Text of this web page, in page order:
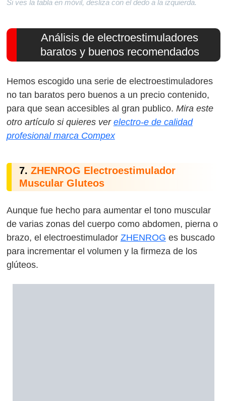
Si ves la tabla en móvil, desliza con el dedo a la izquierda.
Análisis de electroestimuladores
baratos y buenos recomendados
Hemos escogido una serie de electroestimuladores
no tan baratos pero buenos a un precio contenido,
para que sean accesibles al gran publico. Mira este
otro artículo si quieres ver electro-e de calidad
profesional marca Compex
7. ZHENROG Electroestimulador
Muscular Gluteos
Aunque fue hecho para aumentar el tono muscular
de varias zonas del cuerpo como abdomen, pierna o
brazo, el electroestimulador ZHENROG es buscado
para incrementar el volumen y la firmeza de los
glúteos.